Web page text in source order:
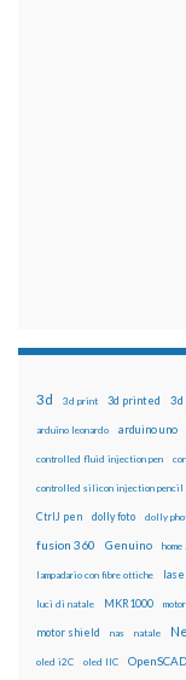
3d 3d print 3d printed
arduino leonardo arduino uno
controlled fluid injection pen
controlled silicon injection pencil
CtrlJ pen dolly foto dolly
fusion 360 Genuino
lampadario con fibre ottiche
luci di natale MKR1000
motor shield nas natale
oled i2C oled IIC OpenSCAD